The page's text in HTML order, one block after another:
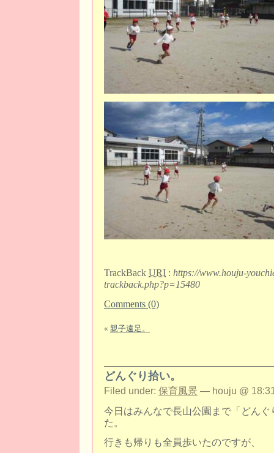
TrackBack URI : https://www.houju-
trackback.php?p=15480
Comments (0)
« 親子遠足。
どんぐり拾い。
Filed under: 保育風景 — houju @
今日はみんなで長山公園まで「どん
た。
行きも帰りも全員歩いたのですが、